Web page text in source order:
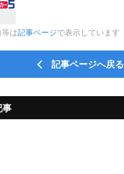
は記事ページで表示しています
記事ページへ戻る
事